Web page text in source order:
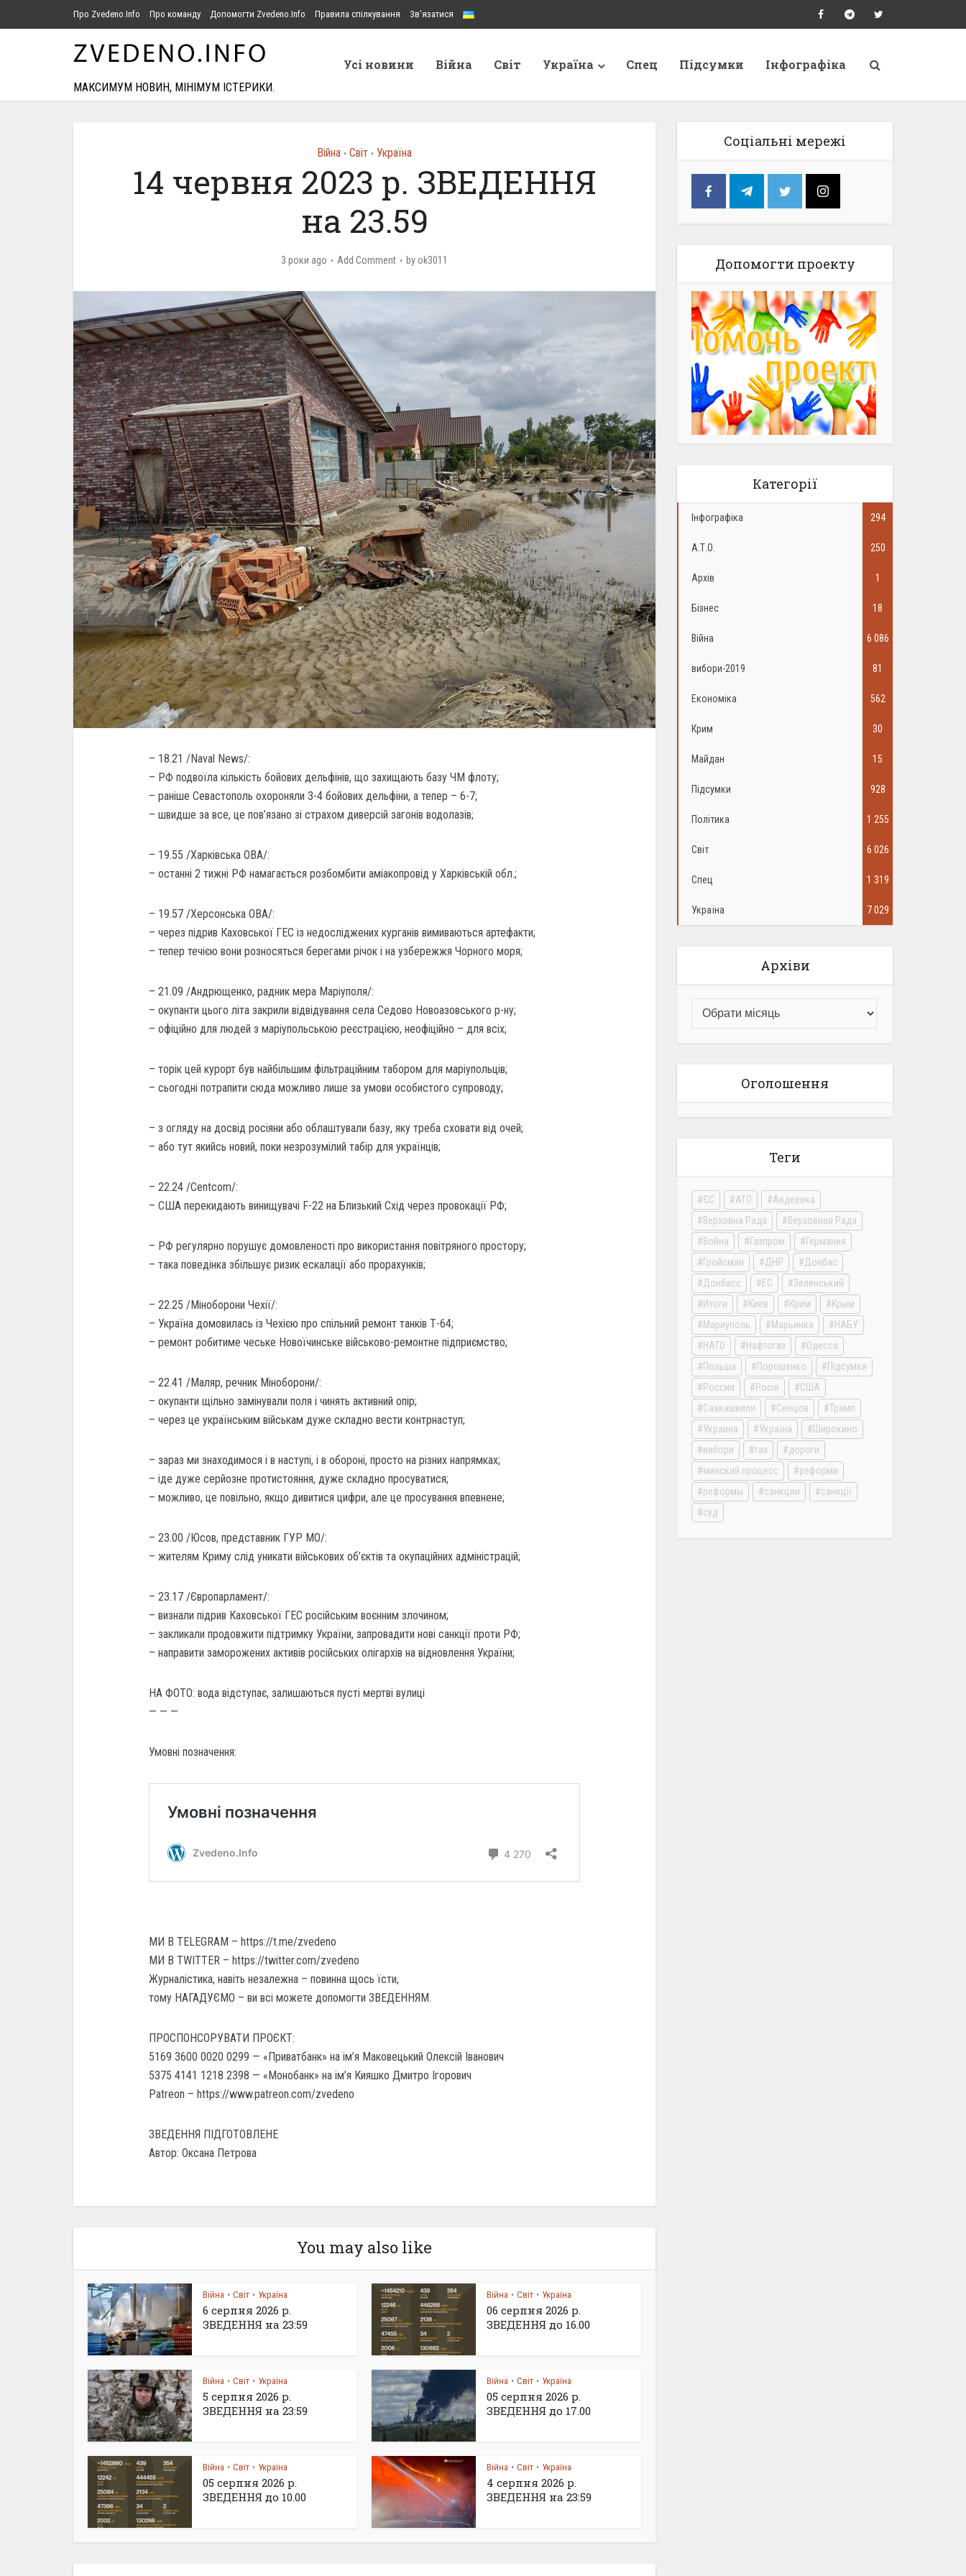
Про Zvedeno.Info Про команду Допомогти Zvedeno.Info Правила спілкування Зв’язатися
МАКСИМУМ НОВИН, МІНІМУМ ІСТЕРИКИ.
Усі новини Війна Світ Україна Спец Підсумки Інфографіка
Війна • Світ • Україна
14 червня 2023 р. ЗВЕДЕННЯ
на 23.59
3 роки ago Add Comment by ok3011
– 18.21 /Naval News/:
– РФ подвоїла кількість бойових дельфінів, що захищають базу ЧМ флоту;
– раніше Севастополь охороняли 3-4 бойових дельфіни, а тепер – 6-7;
– швидше за все, це пов’язано зі страхом диверсій загонів водолазів;
– 19.55 /Харківська ОВА/:
– останні 2 тижні РФ намагається розбомбити аміакопровід у Харківській обл.;
– 19.57 /Херсонська ОВА/:
– через підрив Каховської ГЕС із недосліджених курганів вимиваються артефакти;
– тепер течією вони розносяться берегами річок і на узбережжя Чорного моря;
– 21.09 /Андрющенко, радник мера Маріуполя/:
– окупанти цього літа закрили відвідування села Седово Новоазовського р-ну;
– офіційно для людей з маріупольською реєстрацією, неофіційно – для всіх;
– торік цей курорт був найбільшим фільтраційним табором для маріупольців;
– сьогодні потрапити сюда можливо лише за умови особистого супроводу;
– з огляду на досвід росіяни або облаштували базу, яку треба сховати від очей;
– або тут якийсь новий, поки незрозумілий табір для українців;
– 22.24 /Centcom/:
– США перекидають винищувачі F-22 на Близький Схід через провокації РФ;
– РФ регулярно порушує домовленості про використання повітряного простору;
– така поведінка збільшує ризик ескалації або прорахунків;
– 22.25 /Міноборони Чехії/:
– Україна домовилась із Чехією про спільний ремонт танків Т-64;
– ремонт робитиме чеське Новоїчинське військово-ремонтне підприємство;
– 22.41 /Маляр, речник Міноборони/:
– окупанти щільно замінували поля і чинять активний опір;
– через це українським військам дуже складно вести контрнаступ;
– зараз ми знаходимося і в наступі, і в обороні, просто на різних напрямках;
– іде дуже серйозне протистояння, дуже складно просуватися;
– можливо, це повільно, якщо дивитися цифри, але це просування впевнене;
– 23.00 /Юсов, представник ГУР МО/:
– жителям Криму слід уникати військових об’єктів та окупаційних адміністрацій;
– 23.17 /Європарламент/:
– визнали підрив Каховської ГЕС російським воєнним злочином;
– закликали продовжити підтримку України, запровадити нові санкції проти РФ;
– направити заморожених активів російських олігархів на відновлення України;
НА ФОТО: вода відступає, залишаються пусті мертві вулиці
— — —
Умовні позначення:
МИ В TELEGRAM – https://t.me/zvedeno
МИ В TWITTER – https://twitter.com/zvedeno
Журналістика, навіть незалежна – повинна щось їсти,
тому НАГАДУЄМО – ви всі можете допомогти ЗВЕДЕННЯМ.
ПРОСПОНСОРУВАТИ ПРОЄКТ:
5169 3600 0020 0299 — «Приватбанк» на ім’я Маковецький Олексій Іванович
5375 4141 1218 2398 — «Монобанк» на ім’я Кияшко Дмитро Ігорович
Patreon – https://www.patreon.com/zvedeno
ЗВЕДЕННЯ ПІДГОТОВЛЕНЕ
Автор: Оксана Петрова
You may also like
Війна • Світ • Україна
6 серпня 2026 р.
ЗВЕДЕННЯ на 23:59
Війна • Світ • Україна
06 серпня 2026 р.
ЗВЕДЕННЯ до 16.00
Війна • Світ • Україна
5 серпня 2026 р.
ЗВЕДЕННЯ на 23:59
Війна • Світ • Україна
05 серпня 2026 р.
ЗВЕДЕННЯ до 17.00
Війна • Світ • Україна
05 серпня 2026 р.
ЗВЕДЕННЯ до 10.00
Війна • Світ • Україна
4 серпня 2026 р.
ЗВЕДЕННЯ на 23:59
Соціальні мережі
Допомогти проекту
Категорії
Інфографіка 294
А.Т.О. 250
Архів 1
Бізнес 18
Війна 6 086
вибори-2019 81
Економіка 562
Крим 30
Майдан 15
Підсумки 928
Політика 1 255
Світ 6 026
Спец 1 319
Україна 7 029
Архіви
Оголошення
Теги
ЄС АТО
Авдеевка
Верховна Рада
Верховная Рада
Война
Газпром
Германия
Гройсман
ДНР
Донбас
Донбасс
ЕС
Зеленський
Итоги
Киев Крим
Крым
Мариуполь
Марьинка
НАБУ
НАТО
Нафтогаз
Одесса
Польша
Порошенко
Підсумки
Россия
Росія
США
Саакашвили
Сенцов
Трамп
Украина
Україна
Широкино
вибори
газ
дороги
минский процесс
реформи
реформы
санкции
санкції
суд